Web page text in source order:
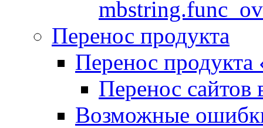
Перенос продукта
Перенос продукта
Перенос сайтов
Возможные